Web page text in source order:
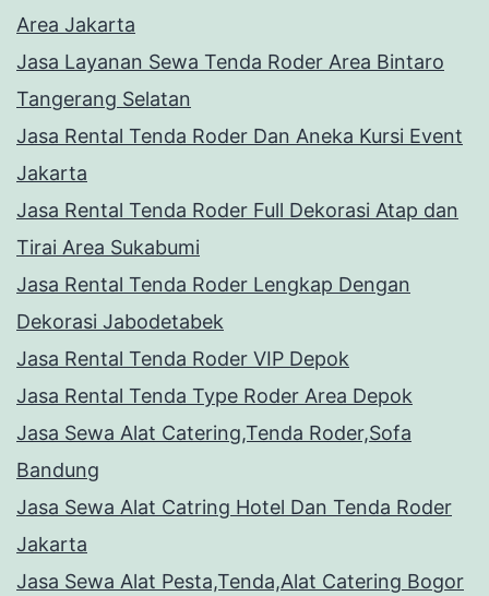
Area Jakarta
Jasa Layanan Sewa Tenda Roder Area Bintaro
Tangerang Selatan
Jasa Rental Tenda Roder Dan Aneka Kursi Event
Jakarta
Jasa Rental Tenda Roder Full Dekorasi Atap dan
Tirai Area Sukabumi
Jasa Rental Tenda Roder Lengkap Dengan
Dekorasi Jabodetabek
Jasa Rental Tenda Roder VIP Depok
Jasa Rental Tenda Type Roder Area Depok
Jasa Sewa Alat Catering,Tenda Roder,Sofa
Bandung
Jasa Sewa Alat Catring Hotel Dan Tenda Roder
Jakarta
Jasa Sewa Alat Pesta,Tenda,Alat Catering Bogor